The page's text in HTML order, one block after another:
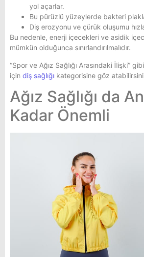
yol açarlar.
Bu pürüzlü yüzeylerde bakteri
Diş erozyonu ve çürük oluşumu
Bu nedenle, enerji içecekleri ve asidik
mümkün olduğunca sınırlandırılmalıdır.
“Spor ve Ağız Sağlığı Arasındaki İlişki”
için diş sağlığı kategorisine göz
Ağız Sağlığı da
Kadar Önemli